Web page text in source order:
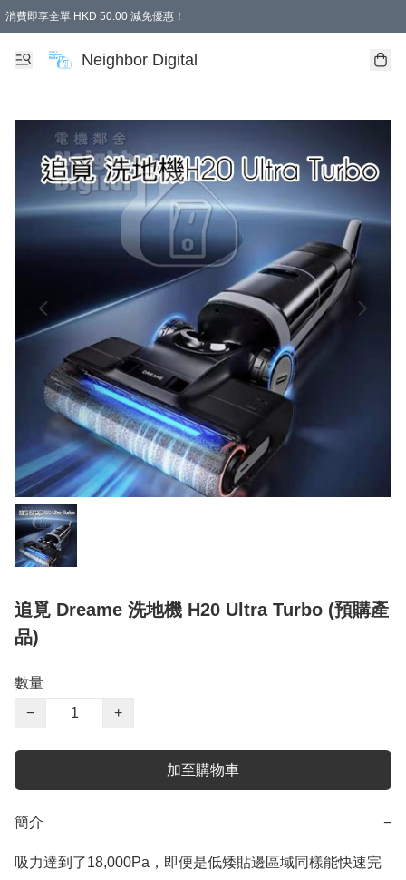
消費即享全單 HKD 50.00 減免優惠！
Neighbor Digital
追覓 Dreame 洗地機 H20 Ultra Turbo (預購產
品)
數量
−
+
加至購物車
簡介 −
吸力達到了18,000Pa，即便是低矮貼邊區域同樣能快速完